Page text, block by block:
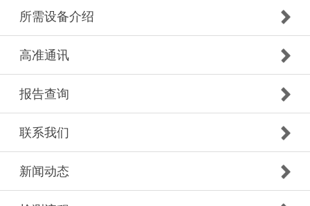
所需设备介绍
高准通讯
报告查询
联系我们
新闻动态